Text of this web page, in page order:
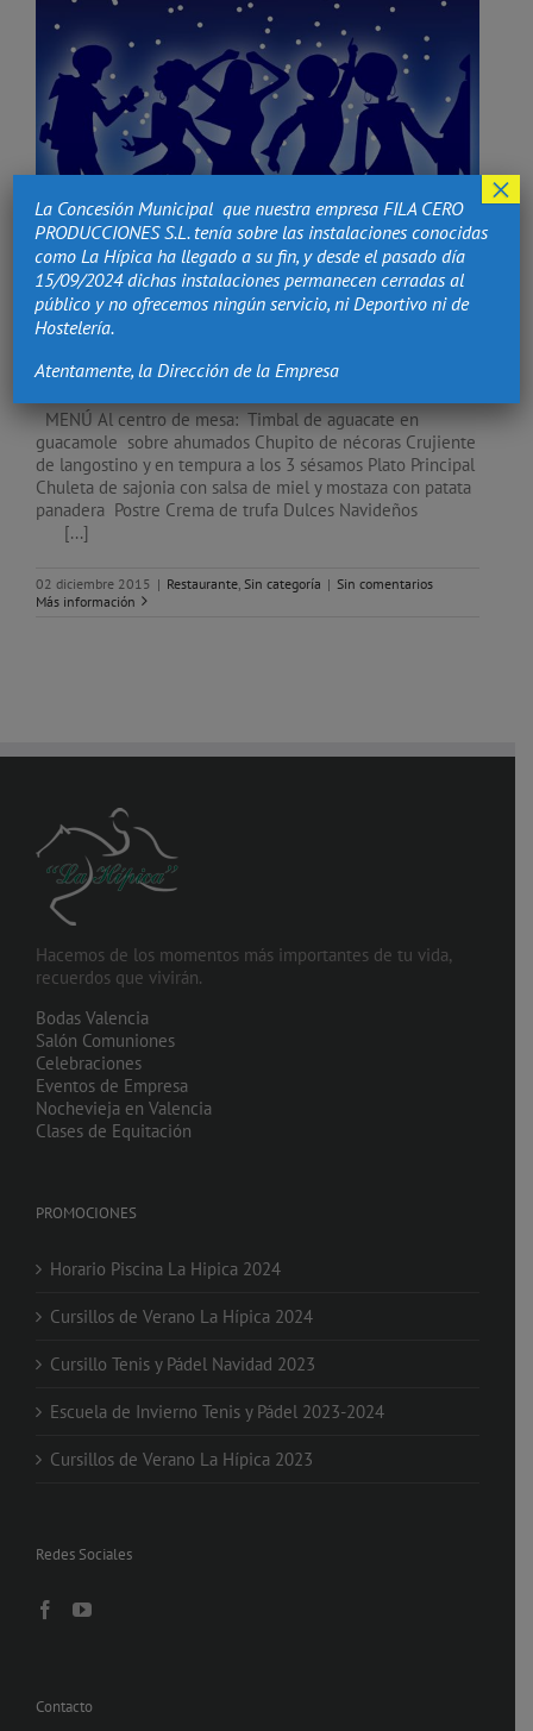
Cena de Navidad 2015 con tus amigos en La
Hípica
MENÚ Al centro de mesa: Timbal de aguacate en
guacamole sobre ahumados Chupito de nécoras Crujiente
de langostino y en tempura a los 3 sésamos Plato Principal
Chuleta de sajonia con salsa de miel y mostaza con patata
panadera Postre Crema de trufa Dulces Navideños
[...]
02 diciembre 2015 | Restaurante Sin categoría | Sin comentarios
Más información
Hacemos de los momentos más importantes de tu vida,
recuerdos que vivirán.
Bodas Valencia
Salón Comuniones
Celebraciones
Eventos de Empresa
Nochevieja en Valencia
Clases de Equitación
PROMOCIONES
Horario Piscina La Hipica 2024
Cursillos de Verano La Hípica 2024
Cursillo Tenis y Pádel Navidad 2023
Escuela de Invierno Tenis y Pádel 2023-2024
Cursillos de Verano La Hípica 2023
Redes Sociales
Contacto
La Concesión Municipal que nuestra empresa FILA CERO
PRODUCCIONES S.L. tenía sobre las instalaciones conocidas
como La Hípica ha llegado a su fin, y desde el pasado día
15/09/2024 dichas instalaciones permanecen cerradas al
público y no ofrecemos ningún servicio, ni Deportivo ni de
Hostelería.
Atentamente, la Dirección de la Empresa
×